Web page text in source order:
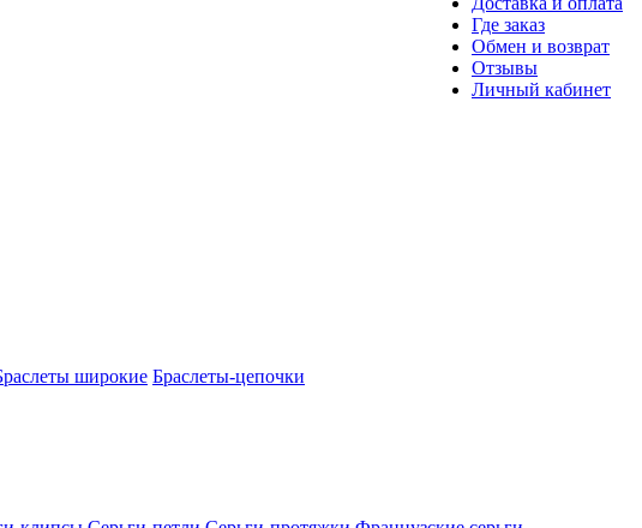
Где заказ
Обмен и возврат
Отзывы
Личный кабинет
широкие Браслеты-цепочки